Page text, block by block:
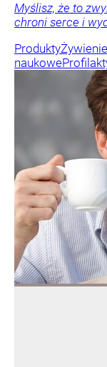
Myślisz, że to
chroni serce i
ProduktyŻywienie
naukowe